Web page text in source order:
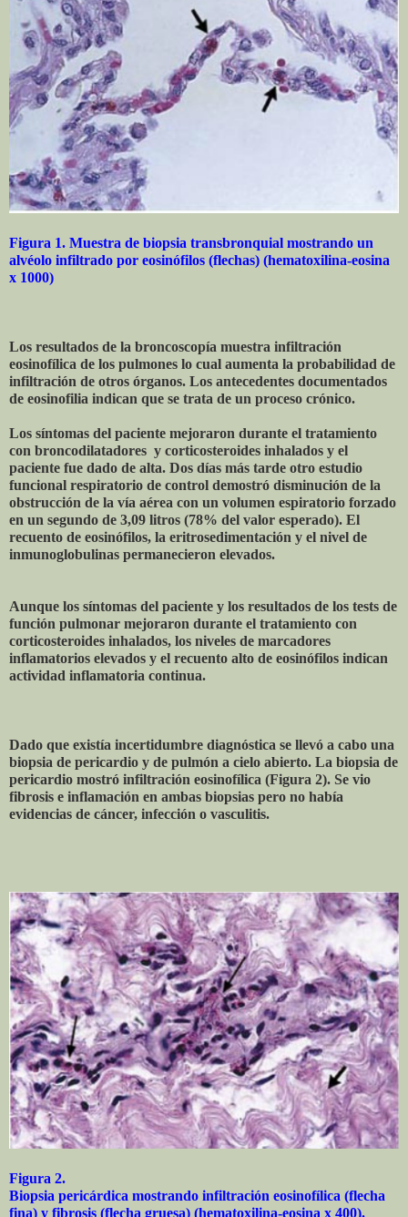
Figura 1. Muestra de biopsia transbronquial mostrando un
alvéolo infiltrado por eosinófilos (flechas) (hematoxilina-eosina
x 1000)
Los resultados de la broncoscopía muestra infiltración
eosinofílica de los pulmones lo cual aumenta la probabilidad de
infiltración de otros órganos. Los antecedentes documentados
de eosinofilia indican que se trata de un proceso crónico.
Los síntomas del paciente mejoraron durante el tratamiento
con broncodilatadores y corticosteroides inhalados y el
paciente fue dado de alta. Dos días más tarde otro estudio
funcional respiratorio de control demostró disminución de la
obstrucción de la vía aérea con un volumen espiratorio forzado
en un segundo de 3,09 litros (78% del valor esperado). El
recuento de eosinófilos, la eritrosedimentación y el nivel de
inmunoglobulinas permanecieron elevados.
Aunque los síntomas del paciente y los resultados de los tests de
función pulmonar mejoraron durante el tratamiento con
corticosteroides inhalados, los niveles de marcadores
inflamatorios elevados y el recuento alto de eosinófilos indican
actividad inflamatoria continua.
Dado que existía incertidumbre diagnóstica se llevó a cabo una
biopsia de pericardio y de pulmón a cielo abierto. La biopsia de
pericardio mostró infiltración eosinofílica (Figura 2). Se vio
fibrosis e inflamación en ambas biopsias pero no había
evidencias de cáncer, infección o vasculitis.
Figura 2.
Biopsia pericárdica mostrando infiltración eosinofílica (flecha
fina) y fibrosis (flecha gruesa) (hematoxilina-eosina x 400).